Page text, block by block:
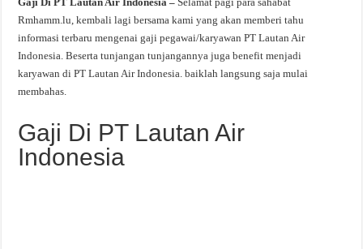
Rmhamm.lu, kembali lagi bersama kami yang akan memberi tahu
informasi terbaru mengenai gaji pegawai/karyawan PT Lautan Air
Indonesia. Beserta tunjangan tunjangannya juga benefit menjadi
karyawan di PT Lautan Air Indonesia. baiklah langsung saja mulai
membahas.
Gaji Di PT Lautan Air
Indonesia